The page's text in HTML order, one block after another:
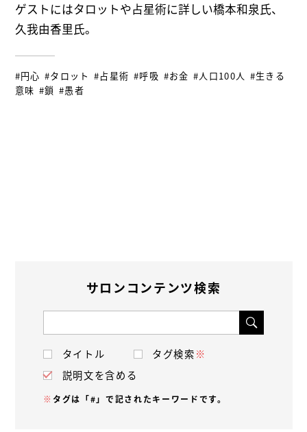
ゲストにはタロットや占星術に詳しい橋本和泉氏、
久我由香里氏。
#円心 #タロット #占星術 #呼吸 #お金 #人口100人 #生きる
意味 #鎖 #愚者
サロンコンテンツ検索
タイトル タグ検索※
説明文を含める
※ タグは「#」で記されたキーワードです。